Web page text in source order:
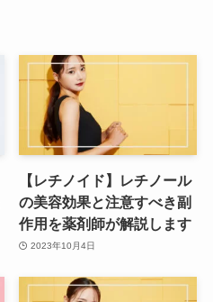
【レチノイド】レチノール
の美容効果と注意すべき副
作用を薬剤師が解説します
2023年10月4日